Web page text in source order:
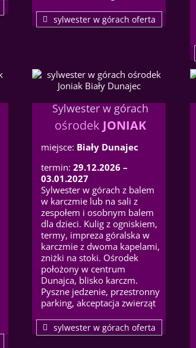
sylwester w górach oferta
Sylwester w górach
ośrodek JONIAK
miejsce: Biały Dunajec
termin: 29.12.2026 –
03.01.2027
Sylwester w górach z balem
w karczmie lub na sali z
zespołem i osobnym balem
dla dzieci. Kulig z ogniskiem,
termy, impreza góralska w
karczmie z dwoma kapelami,
zniżki na stoki. Ośrodek
położony w centrum
Dunajca, blisko karczm.
Pyszne jedzenie, przestronny
parking, akceptacja zwierząt
sylwester w górach oferta